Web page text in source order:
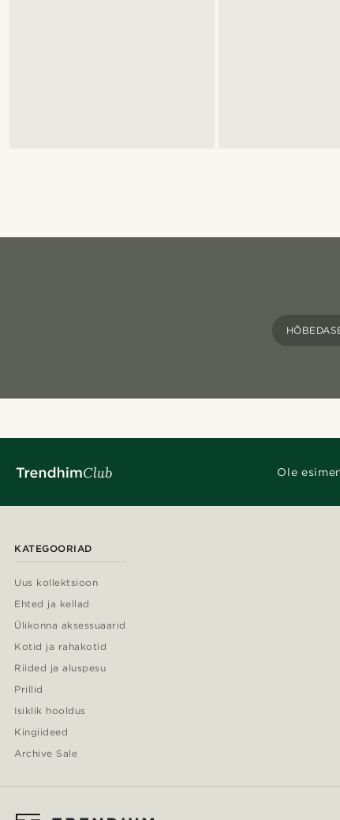
Ole
KATEGOORIAD
Uus kollektsioon
Ehted ja kellad
Ülikonna aksessuaarid
Kotid ja rahakotid
Riided ja aluspesu
Prillid
Isiklik hooldus
Kingiideed
Archive Sale